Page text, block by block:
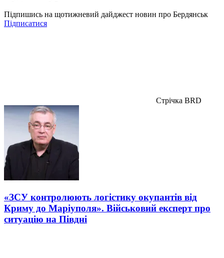
Підпишись на щотижневий дайджест новин про Бердянськ
Підписатися
Стрічка BRD
«ЗСУ контролюють логістику окупантів від
Криму до Маріуполя». Військовий експерт про
ситуацію на Півдні